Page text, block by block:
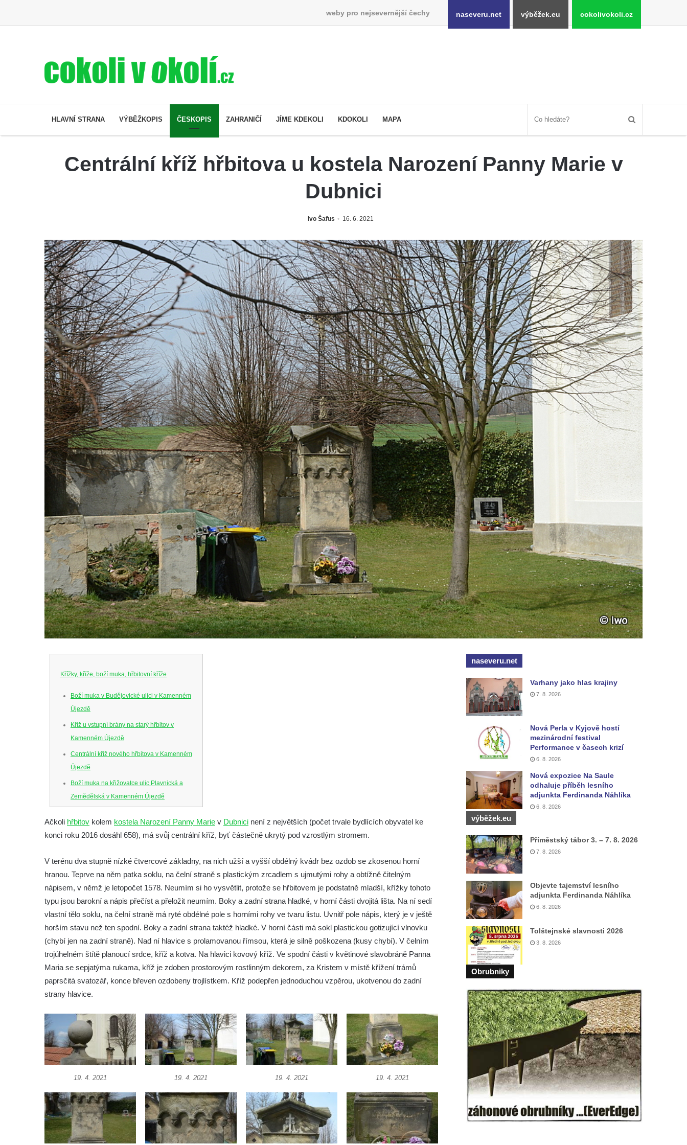
weby pro nejsevernější čechy naseveru.net výběžek.eu cokolivokoli.cz
HLAVNÍ STRANA VÝBĚŽKOPIS ČESKOPIS ZAHRANIČÍ JÍME KDEKOLI KDOKOLI MAPA
Centrální kříž hřbitova u kostela Narození Panny Marie v
Dubnici
Ivo Šafus 16. 6. 2021
Křížky, kříže, boží muka, hřbitovní kříže
Boží muka v Budějovické ulici v Kamenném
Újezdě
Kříž u vstupní brány na starý hřbitov v
Kamenném Újezdě
Centrální kříž nového hřbitova v Kamenném
Újezdě
Boží muka na křižovatce ulic Plavnická a
Zemědělská v Kamenném Újezdě
v Kamenném Újezdě
Kříž na křižovatce ulic 5. května a Dělnická
Kříž v Dělnické ulici v Kamenném Újezdě
Boží muka na křižovatce ulic Latrán a K
Malší ve Velešíně
Centrální kříž hřbitova ve Velešíně
Kříž u kostela svatého Václava ve Velešíně
Kříž u brány na hřbitov ve Velešíně
Kříž na zahradě domu čp. 127 v Římově
Kříž u fary v Římově
Kříž u lípy Jana Gurreho v Římově
Centrální kříž hřbitova v Římově
Kříž na návsi v Dolním Třeboníně
Kříž poblíž domu čp. 169 v Plavu
Kříž na návsi v Plavu
Kříž u Obrázku severovýchodně od
Práchně
Kříž na rozcestí u domu čp. 283 v Dolním
Ačkoli hřbitov kolem kostela Narození Panny Marie v Dubnici není z největších (počet trvale bydlících obyvatel ke
konci roku 2016 dosáhl 658), má svůj centrální kříž, byť částečně ukrytý pod vzrostlým stromem.
V terénu dva stupně nízké čtvercové základny, na nich užší a vyšší obdélný kvádr bez ozdob se zkosenou horní
hranou. Teprve na něm patka soklu, na čelní straně s plastickým zrcadlem s ujmutými rohy a obtížně čitelným
nápisem, v němž je letopočet 1578. Neumím si ho vysvětlit, protože se hřbitovem je podstatně mladší, křížky tohoto
typu jsou barokní a nápis přečíst a přeložit neumím. Boky a zadní strana hladké, v horní části dvojitá lišta. Na ní sedí
vlastní tělo soklu, na čelní straně má ryté obdélné pole s horními rohy ve tvaru listu. Uvnitř pole nápis, který je v ještě
horším stavu než ten spodní. Boky a zadní strana taktéž hladké. V horní části má sokl plastickou gotizující vlnovku
(chybí jen na zadní straně). Nad ní hlavice s prolamovanou římsou, která je silně poškozena (kusy chybí). V čelním
trojúhelném štítě planoucí srdce, kříž a kotva. Na hlavici kovový kříž. Ve spodní části v květinové slavobráně Panna
Maria se sepjatýma rukama, kříž je zdoben prostorovým rostlinným dekorem, za Kristem v místě křížení trámů
paprsčitá svatozář, konce břeven ozdobeny trojlístkem. Kříž podepřen jednoduchou vzpěrou, ukotvenou do zadní
strany hlavice.
19. 4. 2021 19. 4. 2021 19. 4. 2021 19. 4. 2021
naseveru.net
Varhany jako hlas krajiny
7. 8. 2026
Nová Perla v Kyjově hostí
mezinárodní festival
Performance v časech krizí
6. 8. 2026
Nová expozice Na Saule
odhaluje příběh lesního
adjunkta Ferdinanda Náhlíka
6. 8. 2026
výběžek.eu
Příměstský tábor 3. – 7. 8. 2026
7. 8. 2026
Objevte tajemství lesního
adjunkta Ferdinanda Náhlíka
6. 8. 2026
Tolštejnské slavnosti 2026
3. 8. 2026
Obrubniky